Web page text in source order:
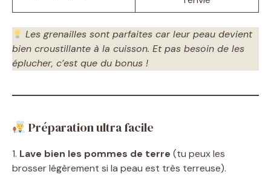
Les grenailles sont parfaites car leur peau devient
bien croustillante à la cuisson. Et pas besoin de les
éplucher, c’est que du bonus !
Préparation ultra facile
1. Lave bien les pommes de terre (tu peux les
brosser légèrement si la peau est très terreuse).